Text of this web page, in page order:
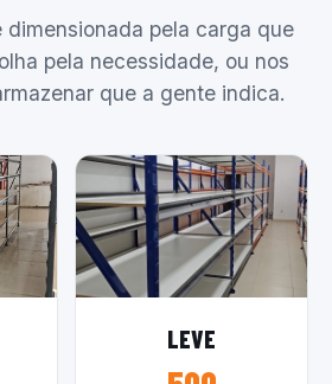
dimensionada pela carga que
pela necessidade, ou nos
que a gente indica.
LEVE